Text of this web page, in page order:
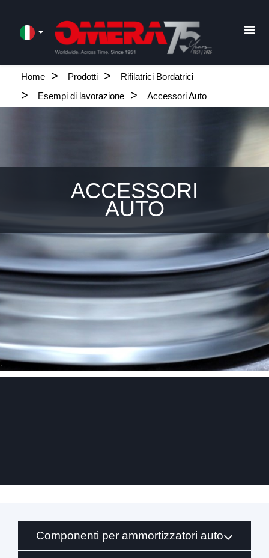
Home Prodotti
Rifilatrici Bordatrici
Esempi di lavorazione
Accessori Auto
ACCESSORI
AUTO
.
.
Componenti per ammortizzatori auto